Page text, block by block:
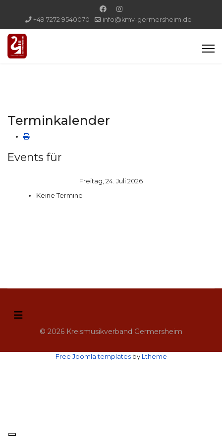
+49 7272 9540070 info@kmv-germersheim.de
Terminkalender
Events für
Freitag, 24. Juli 2026
Keine Termine
© 2026 Kreismusikverband Germersheim
Free Joomla templatesby Ltheme